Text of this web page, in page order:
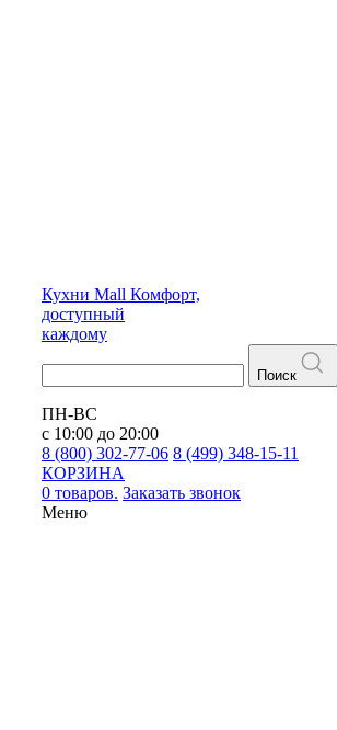
Кухни Mall Комфорт,
доступный
каждому
Поиск
ПН-ВС
с 10:00 до 20:00
8 (800) 302-77-06 8 (499) 348-15-11
КОРЗИНА
0 товаров. Заказать звонок
Меню